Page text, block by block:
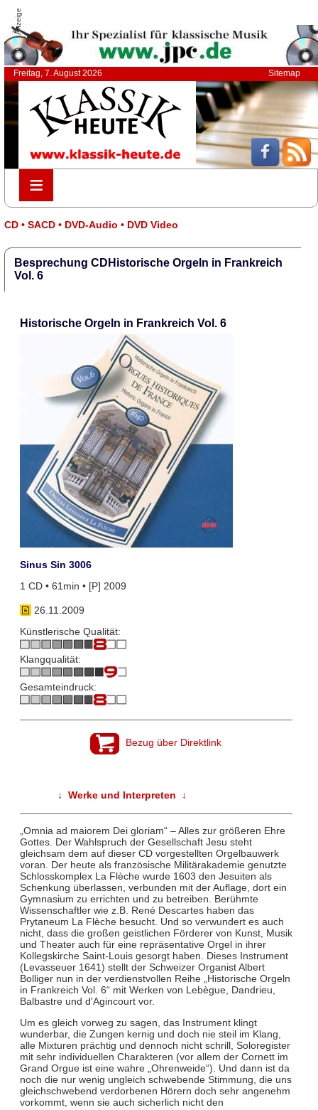
Anzeige
Freitag, 7. August 2026 Sitemap
≡
≡
CD • SACD • DVD-Audio • DVD Video
Besprechung CDHistorische Orgeln in Frankreich
Vol. 6
Historische Orgeln in Frankreich Vol. 6
Sinus Sin 3006
1 CD • 61min • [P] 2009
26.11.2009
Künstlerische Qualität:
Klangqualität:
Gesamteindruck:
Bezug über Direktlink
↓ Werke und Interpreten ↓
„Omnia ad maiorem Dei gloriam“ – Alles zur größeren Ehre
Gottes. Der Wahlspruch der Gesellschaft Jesu steht
gleichsam dem auf dieser CD vorgestellten Orgelbauwerk
voran. Der heute als französische Militärakademie genutzte
Schlosskomplex La Flèche wurde 1603 den Jesuiten als
Schenkung überlassen, verbunden mit der Auflage, dort ein
Gymnasium zu errichten und zu betreiben. Berühmte
Wissenschaftler wie z.B. René Descartes haben das
Prytaneum La Flèche besucht. Und so verwundert es auch
nicht, dass die großen geistlichen Förderer von Kunst, Musik
und Theater auch für eine repräsentative Orgel in ihrer
Kollegskirche Saint-Louis gesorgt haben. Dieses Instrument
(Levasseuer 1641) stellt der Schweizer Organist Albert
Bolliger nun in der verdienstvollen Reihe „Historische Orgeln
in Frankreich Vol. 6“ mit Werken von Lebègue, Dandrieu,
Balbastre und d'Agincourt vor.
Um es gleich vorweg zu sagen, das Instrument klingt
wunderbar, die Zungen kernig und doch nie steil im Klang,
alle Mixturen prächtig und dennoch nicht schrill, Soloregister
mit sehr individuellen Charakteren (vor allem der Cornett im
Grand Orgue ist eine wahre „Ohrenweide“). Und dann ist da
noch die nur wenig ungleich schwebende Stimmung, die uns
gleichschwebend verdorbenen Hörern doch sehr angenehm
vorkommt, wenn sie auch sicherlich nicht den